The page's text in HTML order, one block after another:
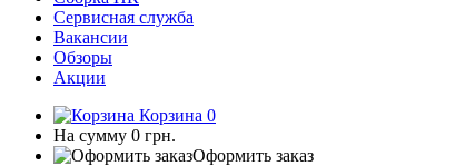
Сервисная служба
Вакансии
Обзоры
Акции
Корзина 0
На сумму 0 грн.
Оформить заказ